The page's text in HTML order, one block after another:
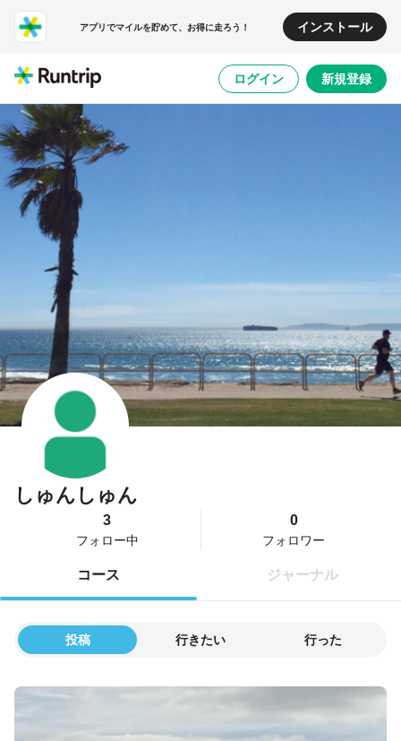
アプリでマイルを貯めて、お得に走ろう！ インストール
ログイン 新規登録
しゅんしゅん
3
フォロー中
0
フォロワー
コース ジャーナル
投稿 行きたい 行った